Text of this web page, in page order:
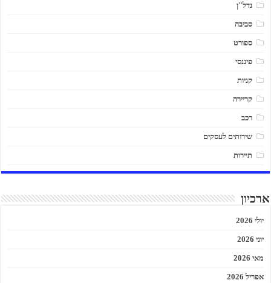
נדל"ן
סביבה
ספורט
פיננסי
קניות
קריירה
רכב
שירותים לעסקים
תיירות
ארכיון
יולי 2026
יוני 2026
מאי 2026
אפריל 2026